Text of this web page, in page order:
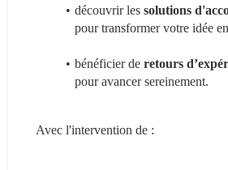
découvrir les solutions
pour transformer votre idée
bénéficier de retours
pour avancer sereinement.
Avec l'intervention de :